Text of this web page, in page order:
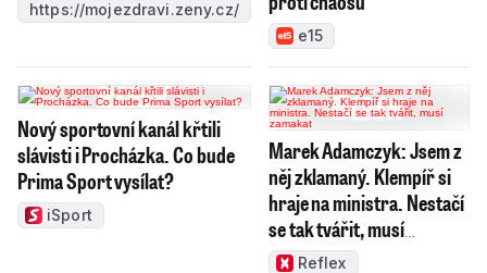
https://mojezdravi.zeny.cz/
e15
Nový sportovní kanál křtili
slávisti i Procházka. Co bude
Prima Sport vysílat?
iSport
Marek Adamczyk: Jsem z
něj zklamaný. Klempíř si
hraje na ministra. Nestačí
se tak tvářit, musí
zamakat
Reflex